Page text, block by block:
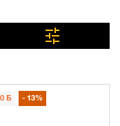
Б 13%